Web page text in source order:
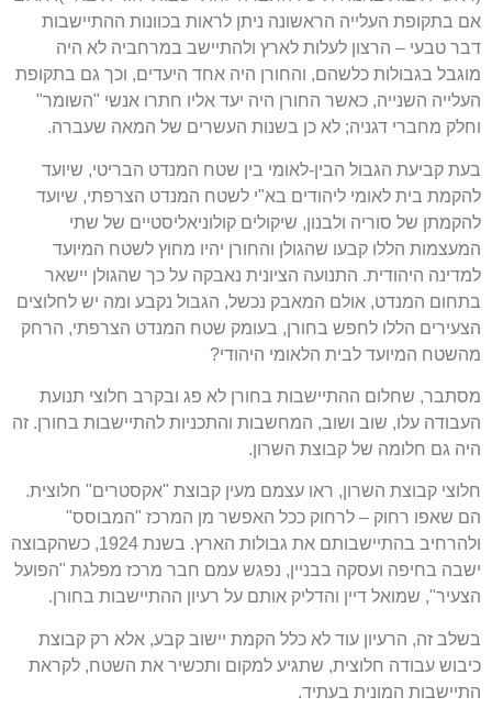
אם בתקופת העלייה הראשונה ניתן לראות בכוונות ההתיישבות
דבר טבעי – הרצון לעלות לארץ ולהתיישב במרחביה לא היה
מוגבל בגבולות כלשהם, והחורן היה אחד היעדים, וכך גם בתקופת
העלייה השנייה, כאשר החורן היה יעד אליו חתרו אנשי "השומר"
וחלק מחברי דגניה; לא כן בשנות העשרים של המאה שעברה.
בעת קביעת הגבול הבין-לאומי בין שטח המנדט הבריטי, שיועד
להקמת בית לאומי ליהודים בא"י לשטח המנדט הצרפתי, שיועד
להקמתן של סוריה ולבנון, שיקולים קולוניאליסטיים של שתי
המעצמות הללו קבעו שהגולן והחורן יהיו מחוץ לשטח המיועד
למדינה היהודית. התנועה הציונית נאבקה על כך שהגולן יישאר
בתחום המנדט, אולם המאבק נכשל, הגבול נקבע ומה יש לחלוצים
הצעירים הללו לחפש בחורן, בעומק שטח המנדט הצרפתי, הרחק
מהשטח המיועד לבית הלאומי היהודי?
מסתבר, שחלום ההתיישבות בחורן לא פג ובקרב חלוצי תנועת
העבודה עלו, שוב ושוב, המחשבות והתכניות להתיישבות בחורן. זה
היה גם חלומה של קבוצת השרון.
חלוצי קבוצת השרון, ראו עצמם מעין קבוצת "אקסטרים" חלוצית.
הם שאפו רחוק – לרחוק ככל האפשר מן המרכז "המבוסס"
ולהרחיב בהתיישבותם את גבולות הארץ. בשנת 1924, כשהקבוצה
ישבה בחיפה ועסקה בבניין, נפגש עמם חבר מרכז מפלגת "הפועל
הצעיר", שמואל דיין והדליק אותם על רעיון ההתיישבות בחורן.
בשלב זה, הרעיון עוד לא כלל הקמת יישוב קבע, אלא רק קבוצת
כיבוש עבודה חלוצית, שתגיע למקום ותכשיר את השטח, לקראת
התיישבות המונית בעתיד.